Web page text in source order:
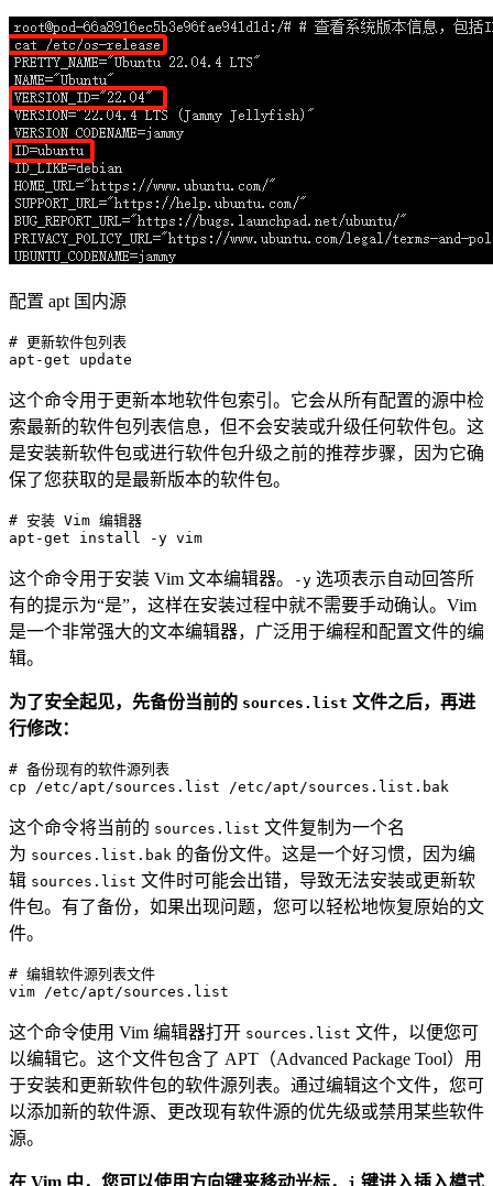
配置 apt 国内源
# 更新软件包列表
apt-get
这个命令用于更新本地软件包索引。它会从所有配置的源中检
索最新的软件包列表信息，但不会安装或升级任何软件包。这
是安装新软件包或进行软件包升级之前的推荐步骤，因为它确
保了您获取的是最新版本的软件包。
# 安装 Vim 编辑器
apt-get
这个命令用于安装 Vim 文本编辑器。 -y 选项表示自动回答所
有的提示为“是”，这样在安装过程中就不需要手动确认。Vim
是一个非常强大的文本编辑器，广泛用于编程和配置文件的编
辑。
为了安全起见，先备份当前的 sources.list 文件之后，再进
行修改：
# 备份现有的软件源列表
cp
/etc/apt /sources.list /etc /apt/
这个命令将当前的 sources.list 文件复制为一个名
为 sources.list.bak 的备份文件。这是一个好习惯，因为编
辑 sources.list 文件时可能会出错，导致无法安装或更新软
件包。有了备份，如果出现问题，您可以轻松地恢复原始的文
件。
# 编辑软件源列表文件
vim
这个命令使用 Vim 编辑器打开 sources.list 文件，以便您可
以编辑它。这个文件包含了 APT（Advanced Package Tool）用
于安装和更新软件包的软件源列表。通过编辑这个文件，您可
以添加新的软件源、更改现有软件源的优先级或禁用某些软件
源。
在 Vim 中，您可以使用方向键来移动光标， 键进入插入模式